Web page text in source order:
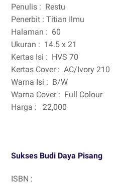
Penulis : Restu
Penerbit : Titian Ilmu
Halaman : 60
Ukuran : 14.5 x 21
Kertas Isi : HVS 70
Kertas Cover : AC/Ivory 210
Warna Isi : B/W
Warna Cover : Full Colour
Harga :
22,000
Sukses Budi Daya Pisang
ISBN :